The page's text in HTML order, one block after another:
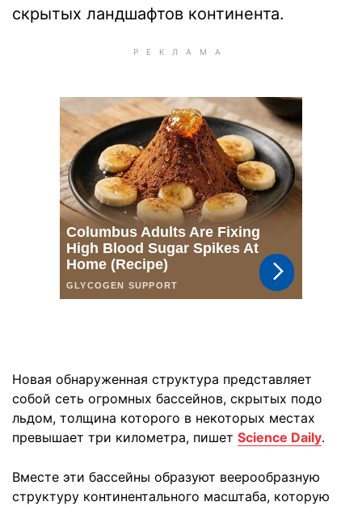
скрытых ландшафтов континента.
Новая обнаруженная структура представляет
собой сеть огромных бассейнов, скрытых подо
льдом, толщина которого в некоторых местах
превышает три километра, пишет Science Daily.
Вместе эти бассейны образуют веерообразную
структуру континентального масштаба, которую